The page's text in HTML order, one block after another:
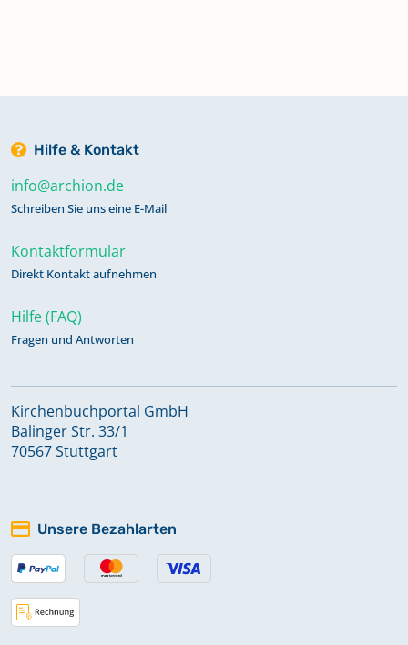
Hilfe & Kontakt
info@archion.de
Schreiben Sie uns eine E-Mail
Kontaktformular
Direkt Kontakt aufnehmen
Hilfe (FAQ)
Fragen und Antworten
Kirchenbuchportal GmbH
Balinger Str. 33/1
70567 Stuttgart
Unsere Bezahlarten